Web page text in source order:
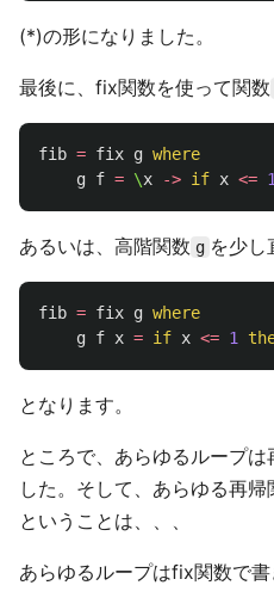
(*)の形になりました。
最後に、fix関数を使って関数
fib = fix g where
g f = \x -> if x <= 1
あるいは、高階関数 g を少し
fib = fix g where
g f x = if x <= 1
となります。
ところで、あらゆるループ
した。そして、あらゆる再
ということは、、、
あらゆるループはfix関数で